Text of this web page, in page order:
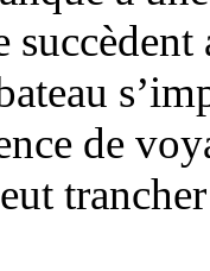
de